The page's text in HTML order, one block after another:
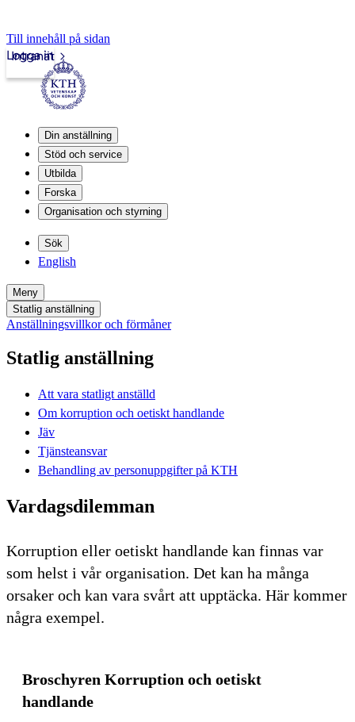
Till innehåll på sidan
Intranät
Logga in
Din anställning
Stöd och service
Utbilda
Forska
Organisation och styrning
Sök
English
Meny
Statlig anställning
Anställningsvillkor och förmåner
Statlig anställning
Att vara statligt anställd
Om korruption och oetiskt handlande
Jäv
Tjänsteansvar
Behandling av personuppgifter på KTH
Vardagsdilemman
Korruption eller oetiskt handlande kan finnas var
som helst i vår organisation. Det kan ha många
orsaker och kan vara svårt att upptäcka. Här kommer
några exempel.
Broschyren Korruption och oetiskt
handlande